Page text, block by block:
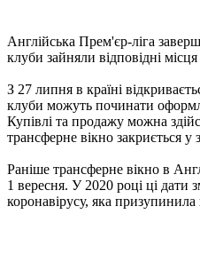
Англійська Прем'єр-ліга
клуби зайняли відповідні
З 27 липня в країні
клуби можуть починати
Купівлі та продажу можна
трансферне вікно закриється
Раніше трансферне вікно в
1 вересня. У 2020 році ці дати
коронавірусу, яка